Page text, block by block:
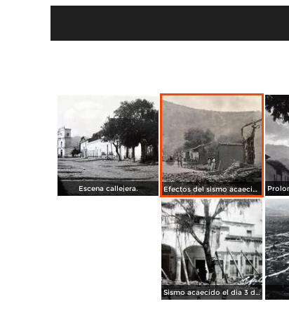
Escena callejera. Efectos del sismo acaecido el dia 4 de Abril de 1921
Sismo acaecido el dia 3 de Junio de 1932